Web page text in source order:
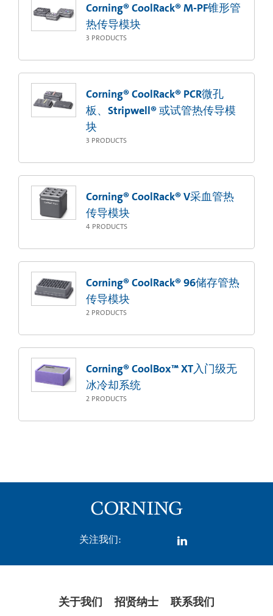
Corning® CoolRack® M-PF锥形管
热传导模块
3 PRODUCTS
Corning® CoolRack® PCR微孔
板、Stripwell® 或试管热传导模
块
3 PRODUCTS
Corning® CoolRack® V采血管热
传导模块
4 PRODUCTS
Corning® CoolRack® 96储存管热
传导模块
2 PRODUCTS
Corning® CoolBox™ XT入门级无
冰冷却系统
2 PRODUCTS
关注我们:
关于我们 招贤纳士 联系我们